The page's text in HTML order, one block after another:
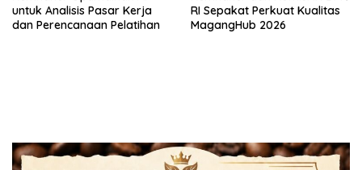
untuk Analisis Pasar Kerja
dan Perencanaan Pelatihan
RI Sepakat Perkuat Kualitas
MagangHub 2026